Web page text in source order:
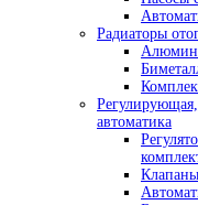
Радиаторы
автоматика